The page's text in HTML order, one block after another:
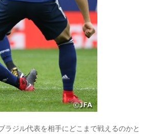
ジル代表を相手にどこまで戦えるのかと